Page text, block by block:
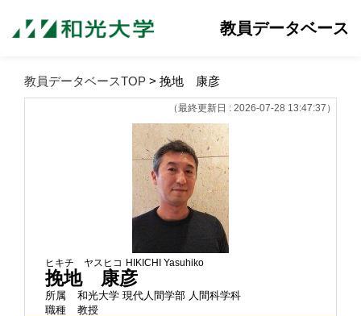
教員データベース
教員データベースTOP > 挽地 康彦
（最終更新日 : 2026-07-28 13:47:37）
ヒキチ ヤスヒコ HIKICHI Yasuhiko
挽地 康彦
所属
和光大学 現代人間学部 人間科学科
職種
教授